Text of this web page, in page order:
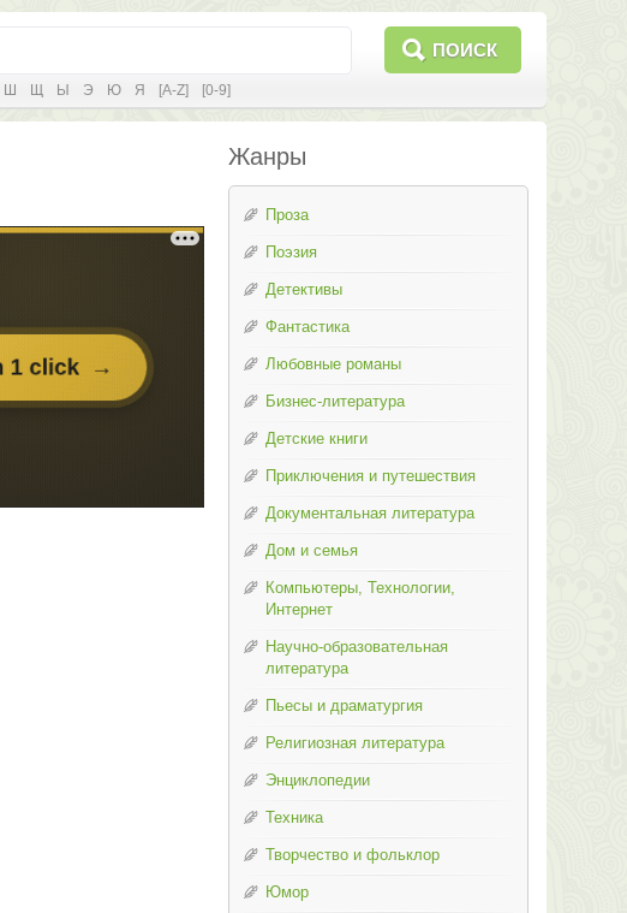
ПОИСК
Ш Щ Ы Э Ю Я [A-Z] [0-9]
Жанры
Проза
Поэзия
Детективы
Фантастика
Любовные романы
Бизнес-литература
Детские книги
Приключения и путешествия
Документальная литература
Дом и семья
Компьютеры, Технологии,
Интернет
Научно-образовательная
литература
Пьесы и драматургия
Религиозная литература
Энциклопедии
Техника
Творчество и фольклор
Юмор